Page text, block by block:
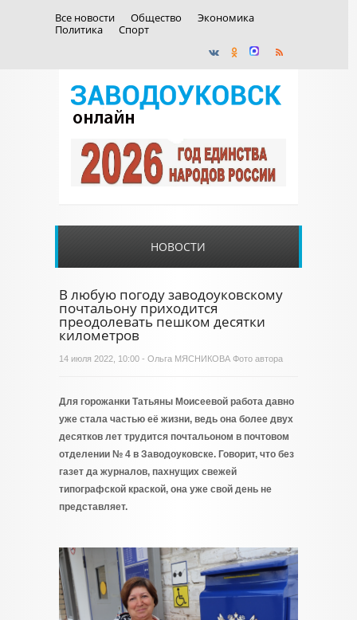
Все новости Общество
Экономика
Политика
Спорт
НОВОСТИ
В любую погоду заводоуковскому
почтальону приходится
преодолевать пешком десятки
километров
14 июля 2022, 10:00 - Ольга МЯСНИКОВА Фото автора
Для горожанки Татьяны Моисеевой работа давно
уже стала частью её жизни, ведь она более двух
десятков лет трудится почтальоном в почтовом
отделении № 4 в Заводоуковске. Говорит, что без
газет да журналов, пахнущих свежей
типографской краской, она уже свой день не
представляет.